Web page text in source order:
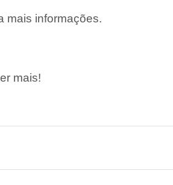
mais informações.
mais!